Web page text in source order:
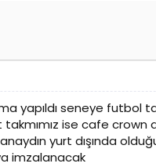
yapıldı seneye futbol
ise cafe crown
yurt dışında
imzalanacak